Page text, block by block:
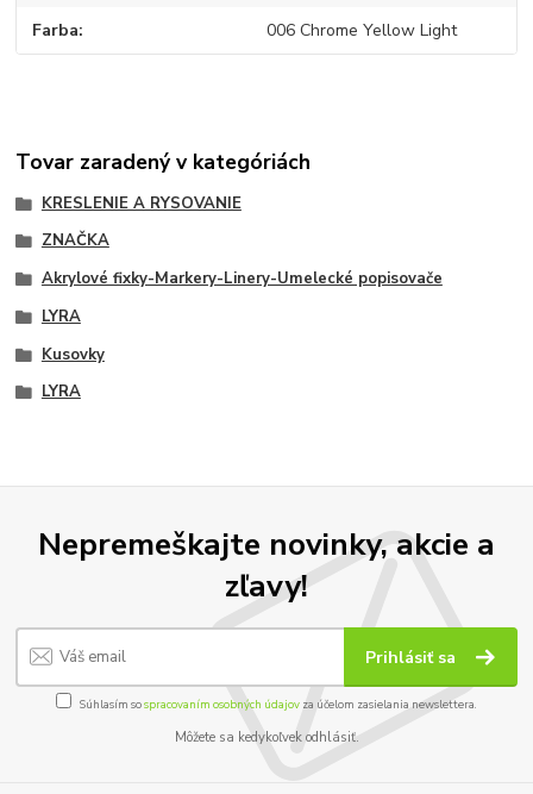
Farba 006 Chrome Yellow Light
Tovar zaradený v kategóriách
KRESLENIE A RYSOVANIE
ZNAČKA
Akrylové fixky-Markery-Linery-Umelecké popisovače
LYRA
Kusovky
LYRA
Nepremeškajte novinky, akcie a
zľavy!
Prihlásiť sa
Súhlasím sospracovaním osobných údajov za účelom zasielania newslettera.
Môžete sa kedykoľvek odhlásiť.